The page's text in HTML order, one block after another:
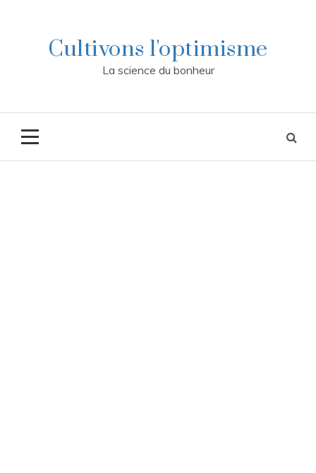
Cultivons l'optimisme
La science du bonheur